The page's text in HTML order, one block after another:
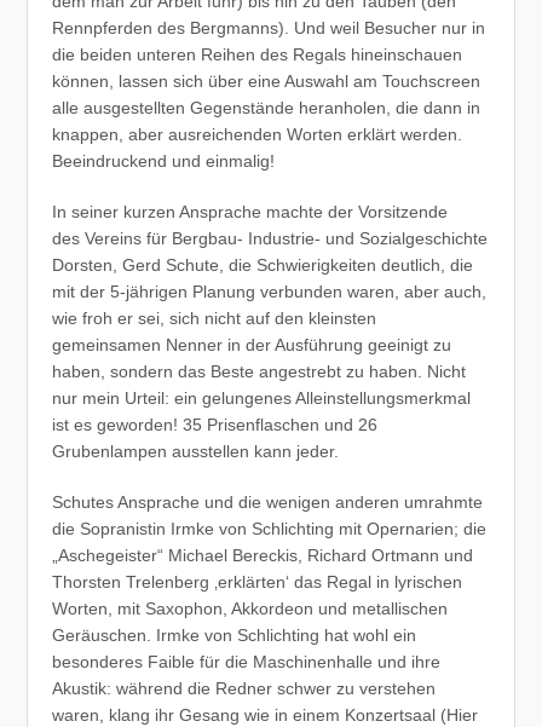
Rennpferden des Bergmanns). Und weil Besucher nur in
die beiden unteren Reihen des Regals hineinschauen
können, lassen sich über eine Auswahl am Touchscreen
alle ausgestellten Gegenstände heranholen, die dann in
knappen, aber ausreichenden Worten erklärt werden.
Beeindruckend und einmalig!
In seiner kurzen Ansprache machte der Vorsitzende
des Vereins für Bergbau- Industrie- und Sozialgeschichte
Dorsten, Gerd Schute, die Schwierigkeiten deutlich, die
mit der 5-jährigen Planung verbunden waren, aber auch,
wie froh er sei, sich nicht auf den kleinsten
gemeinsamen Nenner in der Ausführung geeinigt zu
haben, sondern das Beste angestrebt zu haben. Nicht
nur mein Urteil: ein gelungenes Alleinstellungsmerkmal
ist es geworden! 35 Prisenflaschen und 26
Grubenlampen ausstellen kann jeder.
Schutes Ansprache und die wenigen anderen umrahmte
die Sopranistin Irmke von Schlichting mit Opernarien; die
„Aschegeister“ Michael Bereckis, Richard Ortmann und
Thorsten Trelenberg ‚erklärten‘ das Regal in lyrischen
Worten, mit Saxophon, Akkordeon und metallischen
Geräuschen. Irmke von Schlichting hat wohl ein
besonderes Faible für die Maschinenhalle und ihre
Akustik: während die Redner schwer zu verstehen
waren, klang ihr Gesang wie in einem Konzertsaal (Hier